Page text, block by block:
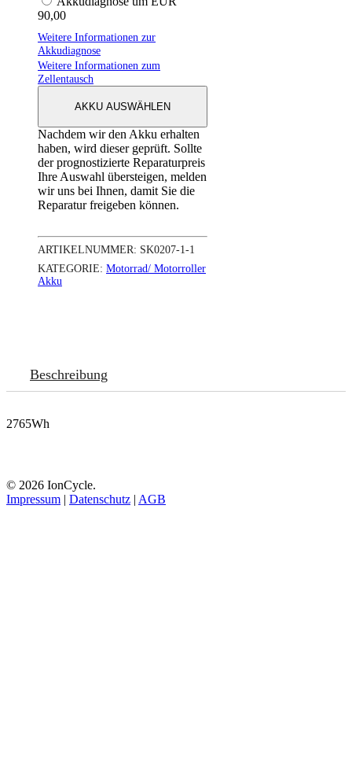
90,00
Weitere Informationen zur
Akkudiagnose
Weitere Informationen zum
Zellentausch
AKKU AUSWÄHLEN
Nachdem wir den Akku erhalten
haben, wird dieser geprüft. Sollte
der prognostizierte Reparaturpreis
Ihre Auswahl übersteigen, melden
wir uns bei Ihnen, damit Sie die
Reparatur freigeben können.
ARTIKELNUMMER: SK0207-1-1
KATEGORIE: Motorrad/ Motorroller
Akku
Beschreibung
2765Wh
© 2026 IonCycle.
Impressum | Datenschutz | AGB